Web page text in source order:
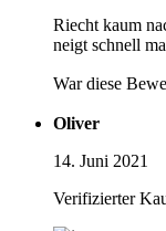
Riecht kaum
neigt schnell
War diese
Oliver
14. Juni 2021
Verifizierter